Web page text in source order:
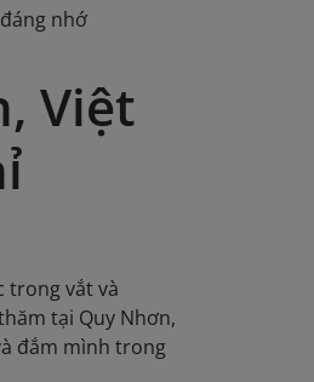
nhớ
Việt
trong vắt và
tại Quy Nhơn,
đắm mình trong